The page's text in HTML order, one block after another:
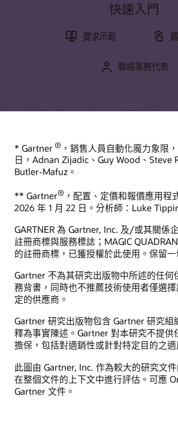
CX 培訓與認證
Oracle 引導式學習
聯絡全球資源
什麼是 CX？
CRM 的投資報酬率為何？
快速入門
要求示範
聯絡業務代表
* Gartner ® ，銷售人員自動化魔力象限
日，Adnan Zijadic、Guy Wood、Steve
Butler-Mafuz。
** Gartner® ，配置、定價和報價應用程
2026 年 1 月 22 日。分析師：Luke
GARTNER 為 Gartner, Inc. 及/或其關係
註冊商標與服務標誌；MAGIC
的註冊商標，已獲授權於此使用。保留一
Gartner 不為其研究出版物中所述的任何
務背書，同時也不推薦技術使用者僅選
定的供應商。
Gartner 研究出版物包含 Gartner 研究組
釋為事實陳述。Gartner 對本研究不提供
擔保，包括對適銷性或針對特定目的之適
此圖由 Gartner, Inc. 作為較大的研究文
在整個文件的上下文中進行評估。可應
Gartner 文件。